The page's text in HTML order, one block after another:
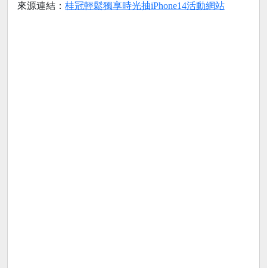
來源連結： 桂冠輕鬆獨享時光抽iPhone14活動網站